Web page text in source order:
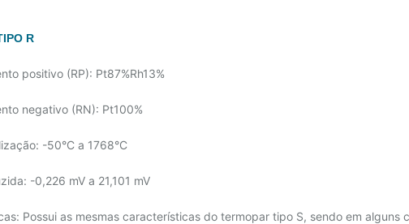
R
positivo (RP): Pt87%Rh13%
negativo (RN): Pt100%
-50°C a 1768°C
-0,226 mV a 21,101 mV
Possui as mesmas características do termopar tipo S, sendo em alguns